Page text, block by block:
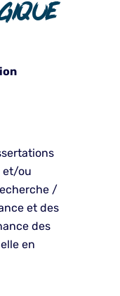
et/ou
/
et des
des
en